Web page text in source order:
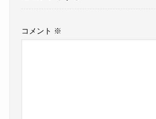
コメント ※